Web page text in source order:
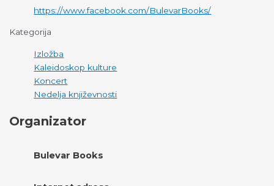
https://www.facebook.com/BulevarBooks/
Kategorija
Izložba
Kaleidoskop kulture
Koncert
Nedelja književnosti
Organizator
Bulevar Books